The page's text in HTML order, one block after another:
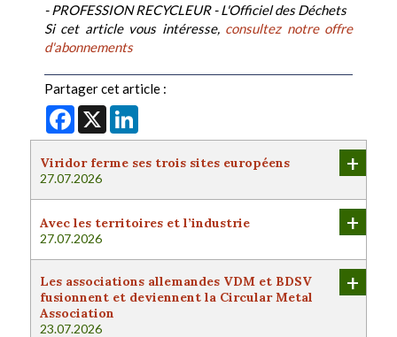
- PROFESSION RECYCLEUR - L'Officiel des Déchets
Si cet article vous intéresse, consultez notre offre
d'abonnements
Partager cet article :
Facebook
X
Viridor ferme ses trois sites européens
27.07.2026
+
Avec les territoires et l’industrie
27.07.2026
+
Les associations allemandes VDM et BDSV
fusionnent et deviennent la Circular Metal
Association
23.07.2026
+